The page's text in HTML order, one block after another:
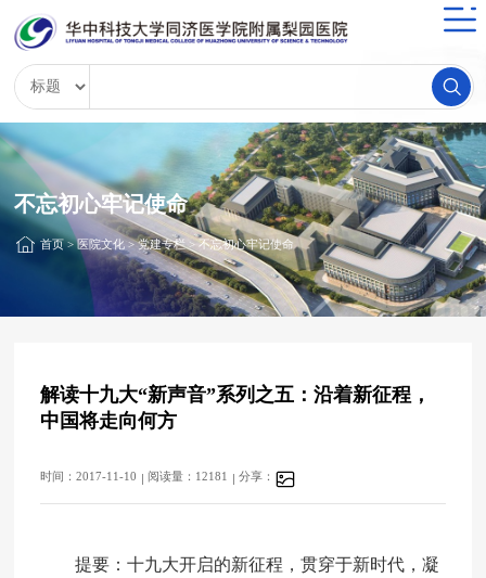
不忘初心牢记使命
首页>医院文化>党建专栏 >不忘初心牢记使命
解读十九大“新声音”系列之五：沿着新征程，
中国将走向何方
时间：2017-11-10 阅读量：12181 分享：
提要：十九大开启的新征程，贯穿于新时代，凝